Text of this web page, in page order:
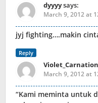
dyyyysays:
March 9, 2012 at
jyj fighting….makin
Reply
Violet_Carnation
March 9, 2012 at
“Kami meminta untuk